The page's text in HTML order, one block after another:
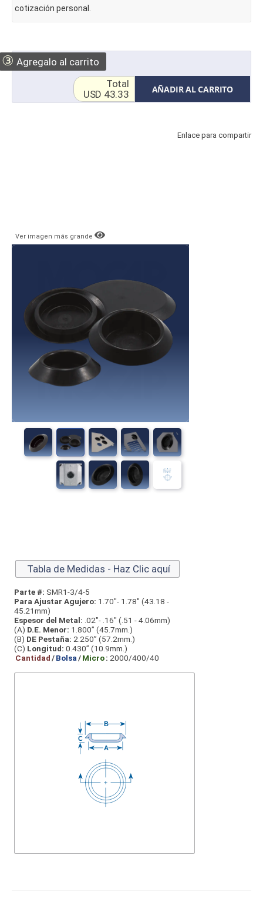
cotización personal.
③ Agregalo al carrito
AÑADIR AL CARRITO
Total
USD 43.33
Enlace para compartir
Ver imagen más grande
Tabla de Medidas - Haz Clic aquí
Parte #: SMR1-3/4-5
Para Ajustar Agujero: 1.70"- 1.78" (43.18 -
45.21mm)
Espesor del Metal: .02"- .16" (.51 - 4.06mm)
(A) D.E. Menor: 1.800” (45.7mm.)
(B) DE Pestaña: 2.250” (57.2mm.)
(C) Longitud: 0.430” (10.9mm.)
Cantidad/Bolsa/Micro: 2000/400/40